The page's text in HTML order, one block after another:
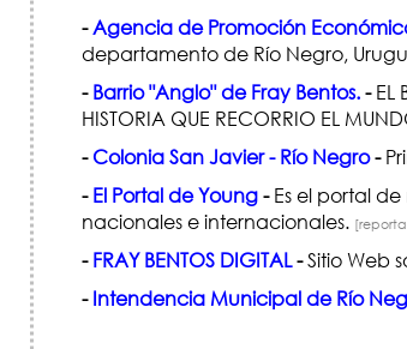
-Agencia de Promoción
departamento de Río Negro,
- Barrio "Anglo" de Fray Bentos.-EL
HISTORIA QUE RECORRIO EL
-Colonia San Javier - Río Negro-
- El Portal de Young-Es el portal
nacionales e internacionales.
- FRAY BENTOS DIGITAL-Sitio Web
- Intendencia Municipal de Río